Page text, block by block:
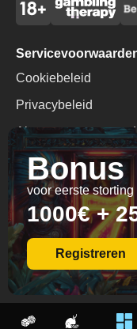
Bonus
voor eerste storting
1000€ +
Registreren
Cookiebeleid
Privacybeleid
Algemene
Verantwoord Gokken
Contacten
+1 416 577 4596
© 2026 All Rights
Reserved.